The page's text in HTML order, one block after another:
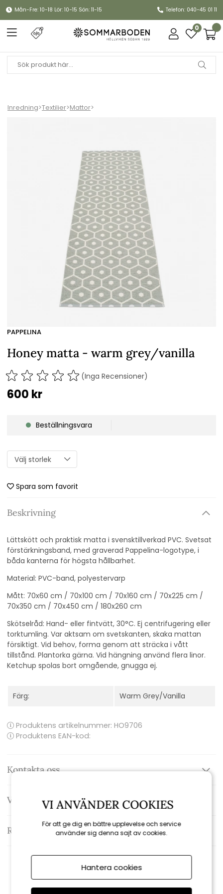
Mån-Fre: 10-18 Lör: 10-15 Sön: 11-15 Telefon: 040-45 01 11
0
Inredning>Textilier>Mattor>
PAPPELINA
Honey matta - warm grey/vanilla
(Inga Recensioner)
600 kr
Beställningsvara
Spara som favorit
Beskrivning
Lättskött och praktisk matta i svensktillverkad PVC. Svetsat
förstärkningsband, med graverad Pappelina-logotype, i
båda kanterna för högsta hållbarhet.
Material: PVC-band, polyestervarp
Mått: 70x60 cm / 70x100 cm / 70x160 cm / 70x225 cm /
70x350 cm / 70x450 cm / 180x260 cm
Skötselråd: Hand- eller fintvätt, 30°C. Ej centrifugering eller
torktumling. Var aktsam om svetskanten, skaka mattan
försiktigt. Vid behov, forma genom att sträcka i vått
tillstånd. Plantorka gärna. Vid hängning använd flera linor.
Ketchup spolas bort omgående, gnugga ej.
Färg: Warm Grey/Vanilla
Produktens artikelnummer: HO9706
Produktens EAN-kod:
Kontakta oss
Varumärke: Pappelina
Recensioner
Rekommenderade tillbehör
VI ANVÄNDER COOKIES
För att ge dig en bättre upplevelse och service
använder sig denna sajt av cookies.
Hantera cookies